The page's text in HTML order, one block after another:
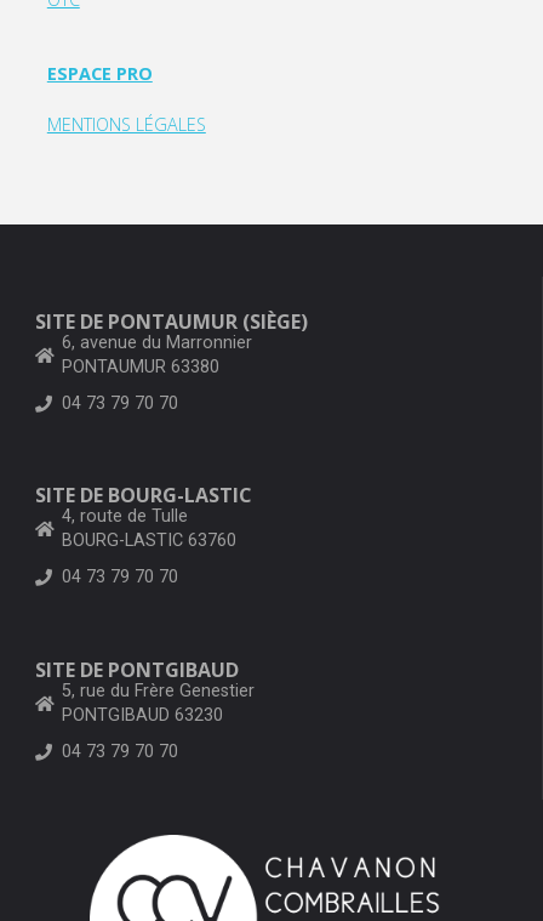
ESPACE PRO
MENTIONS LÉGALES
SITE DE PONTAUMUR (SIÈGE)
6, avenue du Marronnier
PONTAUMUR 63380
04 73 79 70 70
SITE DE BOURG-LASTIC
4, route de Tulle
BOURG-LASTIC 63760
04 73 79 70 70
SITE DE PONTGIBAUD
5, rue du Frère Genestier
PONTGIBAUD 63230
04 73 79 70 70